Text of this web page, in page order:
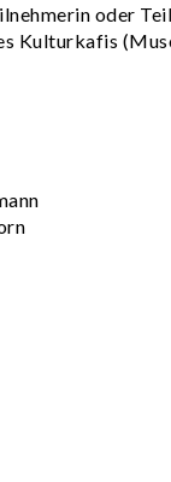
oder
Kulturkafis